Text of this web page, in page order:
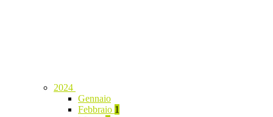
2024
Gennaio
Febbraio 1